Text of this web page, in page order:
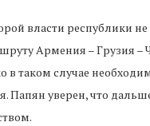
власти республики
Армения – Грузия
таком случае
Папян уверен, что